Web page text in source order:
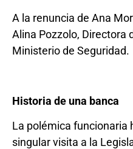
A la renuncia de Ana
Alina Pozzolo, Directora
Ministerio de Seguridad.
Historia de una banca
La polémica funcionaria
singular visita a la